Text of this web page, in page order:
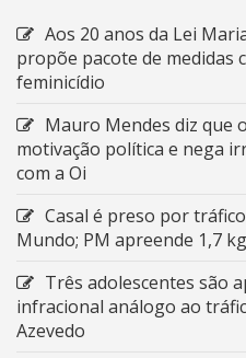
Aos 20 anos da Lei
propõe pacote de medidas
feminicídio
Mauro Mendes diz que
motivação política e nega
com a Oi
Casal é preso por
Mundo; PM apreende 1,7
Três adolescentes são
infracional análogo ao
Azevedo